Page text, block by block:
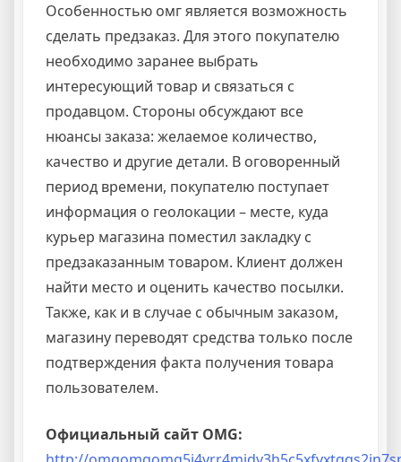
Особенностью омг является возможность
сделать предзаказ. Для этого покупателю
необходимо заранее выбрать
интересующий товар и связаться с
продавцом. Стороны обсуждают все
нюансы заказа: желаемое количество,
качество и другие детали. В оговоренный
период времени, покупателю поступает
информация о геолокации – месте, куда
курьер магазина поместил закладку с
предзаказанным товаром. Клиент должен
найти место и оценить качество посылки.
Также, как и в случае с обычным заказом,
магазину переводят средства только после
подтверждения факта получения товара
пользователем.
Официальный сайт OMG: